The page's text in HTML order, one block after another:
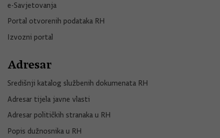
e-Savjetovanja
Portal otvorenih podataka RH
Izvozni portal
Adresar
Središnji katalog službenih dokumenata RH
Adresar tijela javne vlasti
Adresar političkih stranaka u RH
Popis dužnosnika u RH